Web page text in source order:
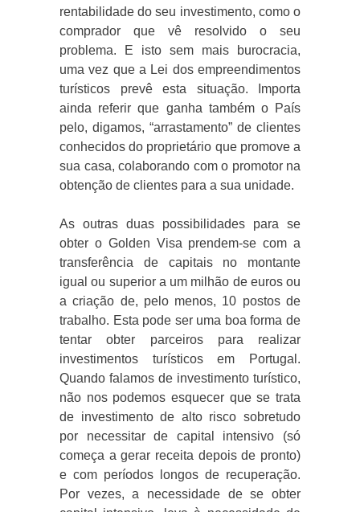
rentabilidade do seu investimento, como o
comprador que vê resolvido o seu
problema. E isto sem mais burocracia,
uma vez que a Lei dos empreendimentos
turísticos prevê esta situação. Importa
ainda referir que ganha também o País
pelo, digamos, “arrastamento” de clientes
conhecidos do proprietário que promove a
sua casa, colaborando com o promotor na
obtenção de clientes para a sua unidade.
As outras duas possibilidades para se
obter o Golden Visa prendem-se com a
transferência de capitais no montante
igual ou superior a um milhão de euros ou
a criação de, pelo menos, 10 postos de
trabalho. Esta pode ser uma boa forma de
tentar obter parceiros para realizar
investimentos turísticos em Portugal.
Quando falamos de investimento turístico,
não nos podemos esquecer que se trata
de investimento de alto risco sobretudo
por necessitar de capital intensivo (só
começa a gerar receita depois de pronto)
e com períodos longos de recuperação.
Por vezes, a necessidade de se obter